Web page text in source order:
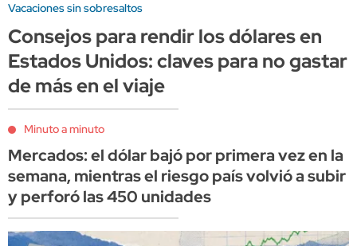
Vacaciones sin sobresaltos
Consejos para rendir los dólares en
Estados Unidos: claves para no gastar
de más en el viaje
Minuto a minuto
Mercados: el dólar bajó por primera vez en la
semana, mientras el riesgo país volvió a subir
y perforó las 450 unidades